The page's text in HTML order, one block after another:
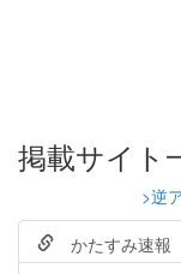
掲載サイト
>逆
かたすみ速報